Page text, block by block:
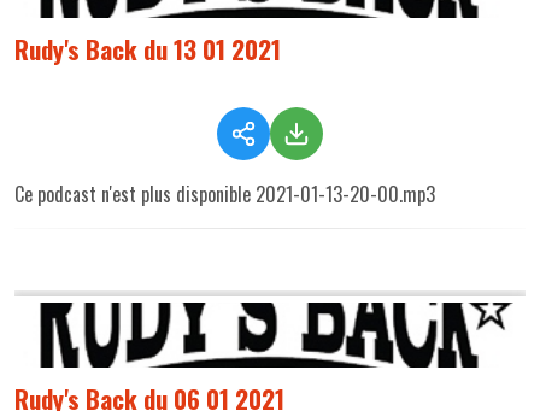
Rudy's Back du 13 01 2021
Ce podcast n'est plus disponible 2021-01-13-20-00.mp3
Rudy's Back du 06 01 2021